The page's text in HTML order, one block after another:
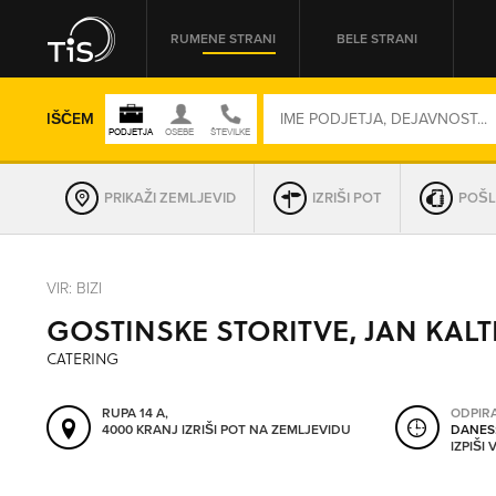
RUMENE STRANI BELE STRANI
IŠČEM
REGIJA
OMREŽNA ŠT.
PRIKAŽI ZEMLJEVID IZRIŠI POT
VIR: BIZI
GOSTINSKE STORITVE, JAN
CATERING
RUPA 14 A,
4000 KRANJ IZRIŠI POT NA ZEMLJEVIDU
IZPIŠI